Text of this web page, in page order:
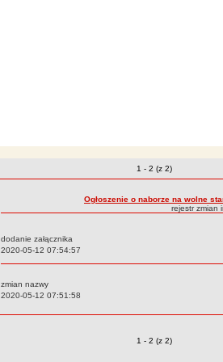
Zmiany o pozycjach
1 - 2 (z 2)
Ogłoszenie o naborze na wolne
rejestr zmian
dodanie załącznika
Data:
2020-05-12 07:54:57
zmian nazwy
Data:
2020-05-12 07:51:58
Zmiany o pozycjach
1 - 2 (z 2)